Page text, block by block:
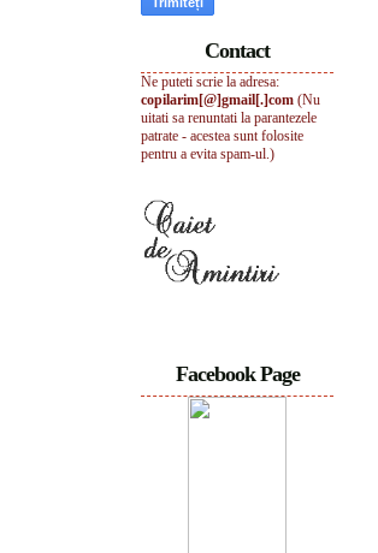
Contact
Ne puteti scrie la adresa:
copilarim[@]gmail[.]com (Nu
uitati sa renuntati la parantezele
patrate - acestea sunt folosite
pentru a evita spam-ul.)
Facebook Page